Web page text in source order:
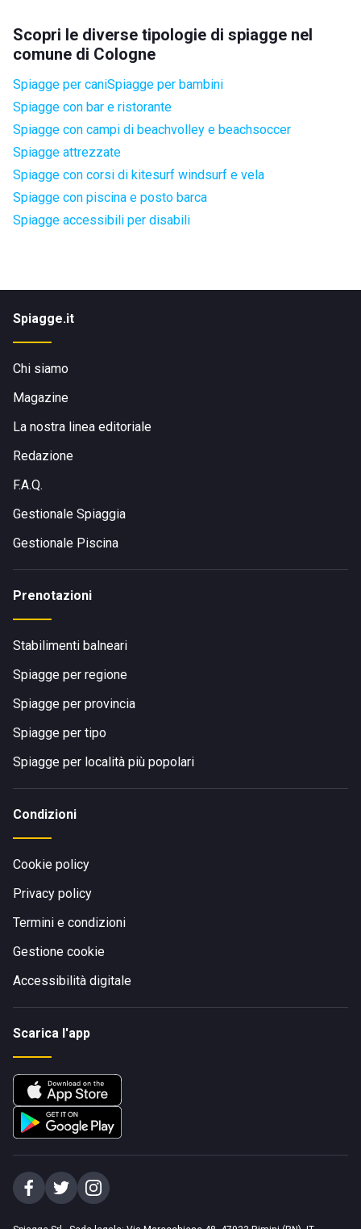
Scopri le diverse tipologie di spiagge nel
comune di Cologne
Spiagge per caniSpiagge per bambini
Spiagge con bar e ristorante
Spiagge con campi di beachvolley e beachsoccer
Spiagge attrezzate
Spiagge con corsi di kitesurf windsurf e vela
Spiagge con piscina e posto barca
Spiagge accessibili per disabili
Spiagge.it
Chi siamo
Magazine
La nostra linea editoriale
Redazione
F.A.Q.
Gestionale Spiaggia
Gestionale Piscina
Prenotazioni
Stabilimenti balneari
Spiagge per regione
Spiagge per provincia
Spiagge per tipo
Spiagge per località più popolari
Condizioni
Cookie policy
Privacy policy
Termini e condizioni
Gestione cookie
Accessibilità digitale
Scarica l'app